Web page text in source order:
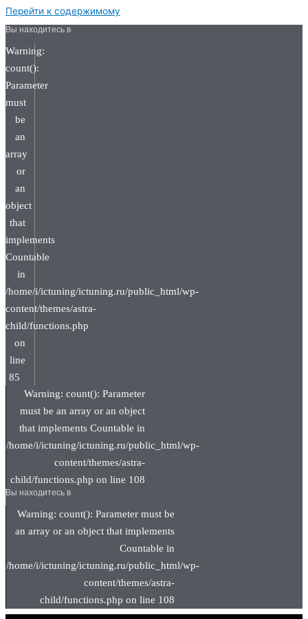
Перейти к содержимому
Вы находитесь в
Warning:
count():
Parameter
must
be
an
array
or
an
object
that
implements
Countable
in
/home/i/ictuning/ictuning.ru/public_html/wp-
content/themes/astra-
child/functions.php
on
line
85
Warning: count(): Parameter
must be an array or an object
that implements Countable in
/home/i/ictuning/ictuning.ru/public_html/wp-
content/themes/astra-
child/functions.php on line 108
Вы находитесь в
Warning: count(): Parameter must be
an array or an object that implements
Countable in
/home/i/ictuning/ictuning.ru/public_html/wp-
content/themes/astra-
child/functions.php on line 108